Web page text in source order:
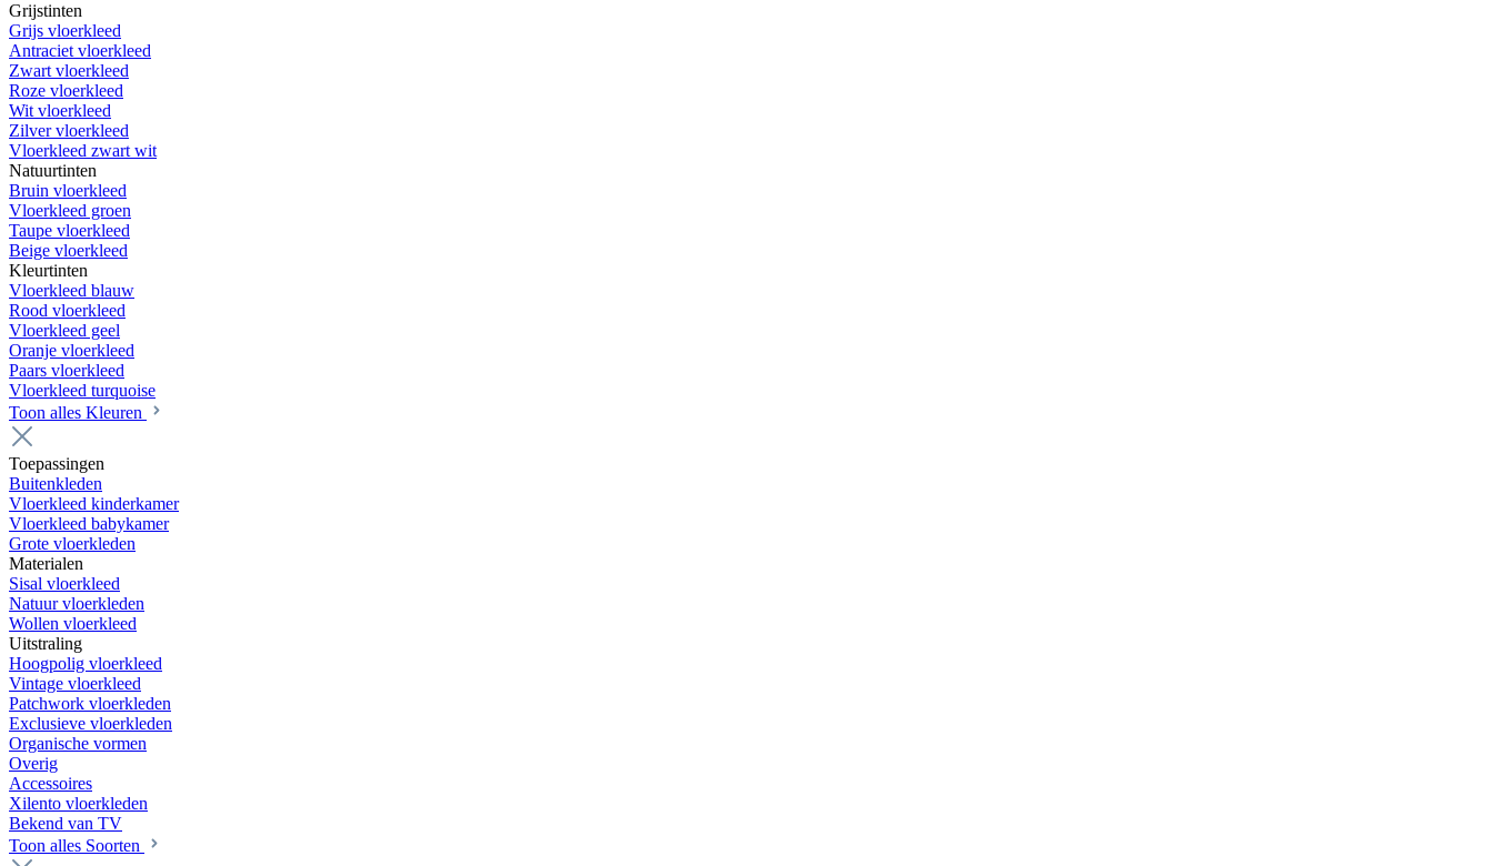
Grijstinten
Grijs vloerkleed
Antraciet vloerkleed
Zwart vloerkleed
Roze vloerkleed
Wit vloerkleed
Zilver vloerkleed
Vloerkleed zwart wit
Natuurtinten
Bruin vloerkleed
Vloerkleed groen
Taupe vloerkleed
Beige vloerkleed
Kleurtinten
Vloerkleed blauw
Rood vloerkleed
Vloerkleed geel
Oranje vloerkleed
Paars vloerkleed
Vloerkleed turquoise
Toon alles Kleuren
Toepassingen
Buitenkleden
Vloerkleed kinderkamer
Vloerkleed babykamer
Grote vloerkleden
Materialen
Sisal vloerkleed
Natuur vloerkleden
Wollen vloerkleed
Uitstraling
Hoogpolig vloerkleed
Vintage vloerkleed
Patchwork vloerkleden
Exclusieve vloerkleden
Organische vormen
Overig
Accessoires
Xilento vloerkleden
Bekend van TV
Toon alles Soorten